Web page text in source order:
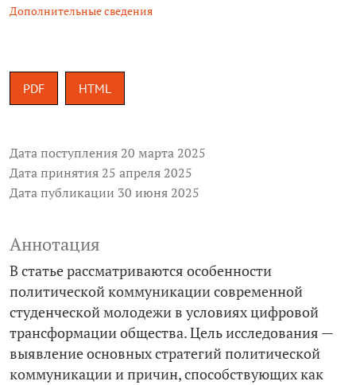
Дополнительные сведения
PDF HTML
Дата поступления 20 марта 2025
Дата принятия 25 апреля 2025
Дата публикации 30 июня 2025
Аннотация
В статье рассматриваются особенности
политической коммуникации современной
студенческой молодежи в условиях цифровой
трансформации общества. Цель исследования —
выявление основных стратегий политической
коммуникации и причин, способствующих как